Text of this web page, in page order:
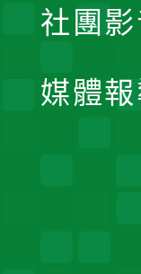
社團影
媒體報